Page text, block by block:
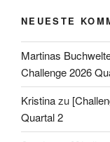
NEUESTE
Martinas
Challenge 2026
Kristinazu
Quartal 2